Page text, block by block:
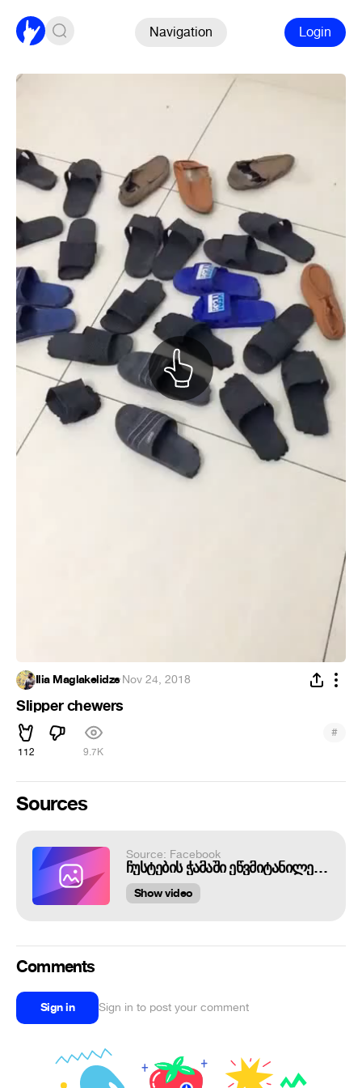
Navigation Login
Ilia Maglakelidze·Nov 24, 2018
Slipper chewers
112 9.7K
#
Sources
Source: Facebook
ჩუსტების ჭამაში ეწვმიტანილები დასჯილები არიან
Show video
Comments
Sign in Sign in to post your comment